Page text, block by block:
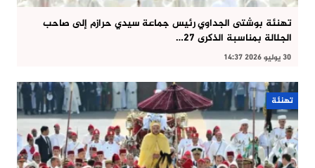
تهنئة بوشتى الجداوي رئيس جماعة سيدي حرازم إلى صاحب
الجلالة بمناسبة الذكرى 27…
30 يوليو 2026 14:37
تهنئة